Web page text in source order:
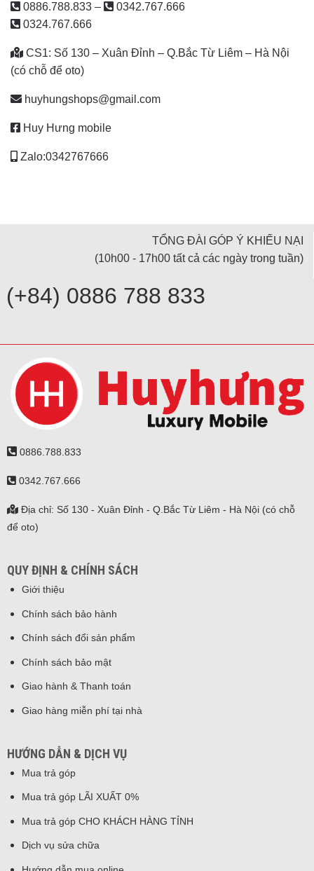
0886.788.833 –
0342.767.666
0324.767.666
CS1: Số 130 – Xuân Đỉnh – Q.Bắc Từ Liêm – Hà Nội
(có chỗ để oto)
huyhungshops@gmail.com
Huy Hưng mobile
Zalo:0342767666
TỔNG ĐÀI GÓP Ý KHIẾU NẠI
(10h00 - 17h00 tất cả các ngày trong tuần)
(+84) 0886 788 833
0886.788.833
0342.767.666
Địa chỉ: Số 130 - Xuân Đỉnh - Q.Bắc Từ Liêm - Hà Nội (có chỗ
để oto)
QUY ĐỊNH & CHÍNH SÁCH
Giới thiệu
Chính sách bảo hành
Chính sách đổi sản phẩm
Chính sách bảo mật
Giao hành & Thanh toán
Giao hàng miễn phí tại nhà
HƯỚNG DẪN & DỊCH VỤ
Mua trả góp
Mua trả góp LÃI XUẤT 0%
Mua trả góp CHO KHÁCH HÀNG TỈNH
Dịch vụ sửa chữa